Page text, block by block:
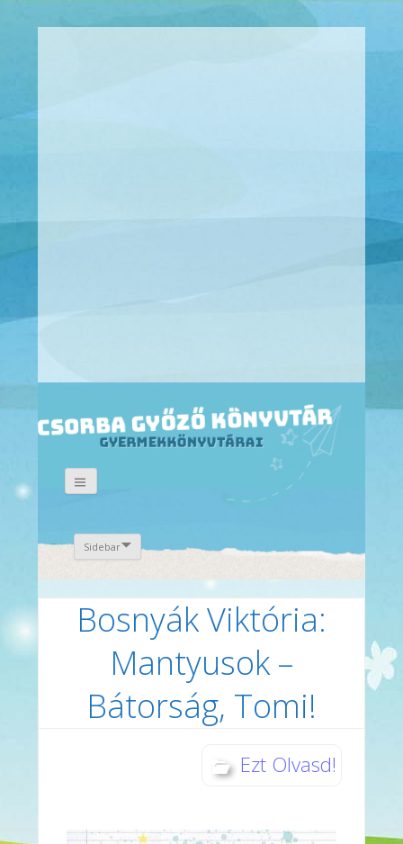
Sidebar
Bosnyák Viktória:
Mantyusok –
Bátorság, Tomi!
Ezt Olvasd!